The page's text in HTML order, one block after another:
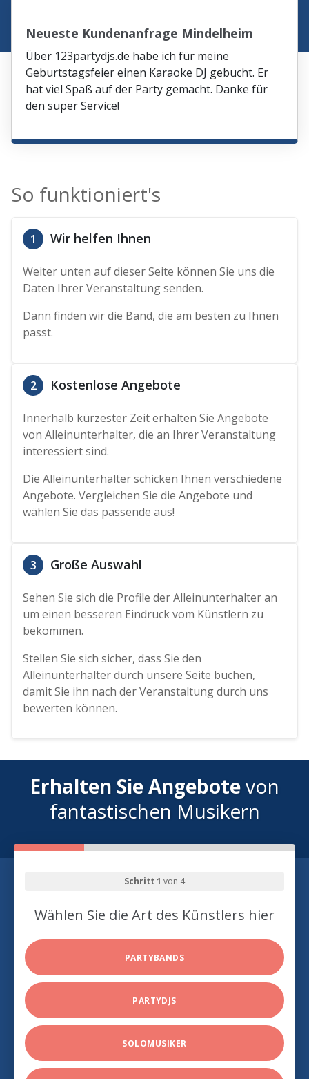
Neueste Kundenanfrage Mindelheim
Über 123partydjs.de habe ich für meine
Geburtstagsfeier einen Karaoke DJ gebucht. Er
hat viel Spaß auf der Party gemacht. Danke für
den super Service!
So funktioniert's
1 Wir helfen Ihnen
Weiter unten auf dieser Seite können Sie uns die
Daten Ihrer Veranstaltung senden.
Dann finden wir die Band, die am besten zu Ihnen
passt.
2 Kostenlose Angebote
Innerhalb kürzester Zeit erhalten Sie Angebote
von Alleinunterhalter, die an Ihrer Veranstaltung
interessiert sind.
Die Alleinunterhalter schicken Ihnen verschiedene
Angebote. Vergleichen Sie die Angebote und
wählen Sie das passende aus!
3 Große Auswahl
Sehen Sie sich die Profile der Alleinunterhalter an
um einen besseren Eindruck vom Künstlern zu
bekommen.
Stellen Sie sich sicher, dass Sie den
Alleinunterhalter durch unsere Seite buchen,
damit Sie ihn nach der Veranstaltung durch uns
bewerten können.
Erhalten Sie Angebotevon
fantastischen Musikern
Schritt 1 von 4
Wählen Sie die Art des Künstlers hier
PARTYBANDS
PARTYDJS
SOLOMUSIKER